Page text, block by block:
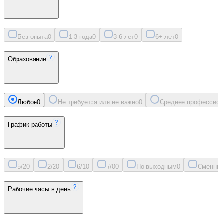
Без опыта0 1-3 года0 3-6 лет0 6+ лет0
Образование
Любое0 Не требуется или не важно0 Среднее
График работы
5/20 2/20 6/10 7/00 По выходным0
Рабочие часы в день